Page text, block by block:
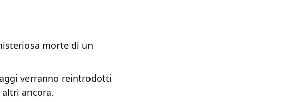
morte di un
verranno reintrodotti
altri ancora.